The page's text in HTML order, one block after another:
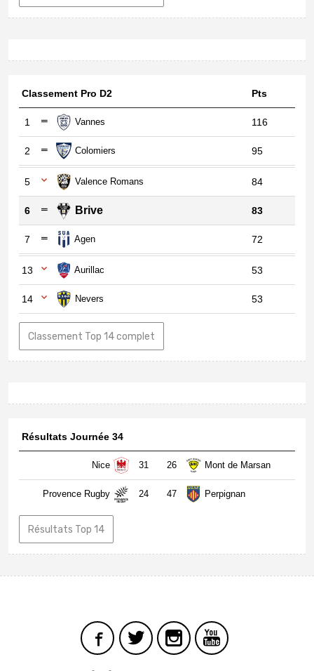
Classement Pro D2 Pts
1 Vannes 116
2 Colomiers 95
5 Valence Romans 84
6 Brive 83
7 Agen 72
13 Aurillac 53
14 Nevers 53
Classement Top 14 complet
Résultats Journée 34
Nice 31 26 Mont de Marsan
Provence Rugby 24 47 Perpignan
Résultats Top 14